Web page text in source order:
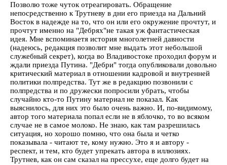
Позволю тоже чуток отреагировать. Обращение
непосредственно к Трутневу в дни его приезда на Дальний
Восток в надежде на то, что он или его окружение прочтут, и
прочтут именно на "Дебрях"не такая уж фантастическая
идея. Мне вспоминаетя история многолетней давности
(надеюсь, редакция позволит мне выдать этот небольшой
служебный секрет), когда во Владивостоке проходил форум и
ждали приезда Путина. "Дебри" тогда опубликовали довольно
критический материал в отношении кадровой и внутренней
политики полпредства. Тут же в редакцию позвонили с
полпредства и по дружески попросили убрать, чтобы
случайно кто-то Путину материал не показал. Как
выяснилось, для них это было очень важно. И, по-видимому,
автор того материала попал если не в яблочко, то во всяком
случае не в самое молоко. Не знаю, как там разрешилась
ситуация, но хорошо помню, что она была и четко
показывала - читают те, кому нужно. Это я и автору -
респект, и тем, кто будет упрекать автора в иллюзиях.
Трутнев, как он сам сказал на прессухе, еще долго будет на